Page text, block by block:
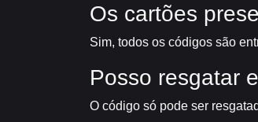
Os cartões
Sim, todos os códigos são
Posso resgatar
O código só pode ser